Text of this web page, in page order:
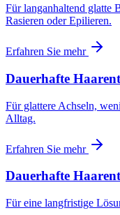
Für langanhaltend glatte
Rasieren oder Epilieren.
Erfahren Sie mehr
Dauerhafte
Für glattere Achseln,
Alltag.
Erfahren Sie mehr
Dauerhafte
Für eine langfristige